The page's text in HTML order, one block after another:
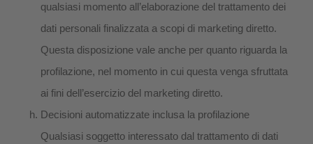
qualsiasi momento all’elaborazione del trattamento dei
dati personali finalizzata a scopi di marketing diretto.
Questa disposizione vale anche per quanto riguarda la
profilazione, nel momento in cui questa venga sfruttata
ai fini dell’esercizio del marketing diretto.
Decisioni automatizzate inclusa la profilazione
Qualsiasi soggetto interessato dal trattamento di dati